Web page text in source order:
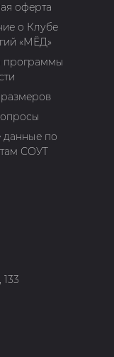
оферта
о Клубе
«МЁД»
программы
данные по
СОУТ